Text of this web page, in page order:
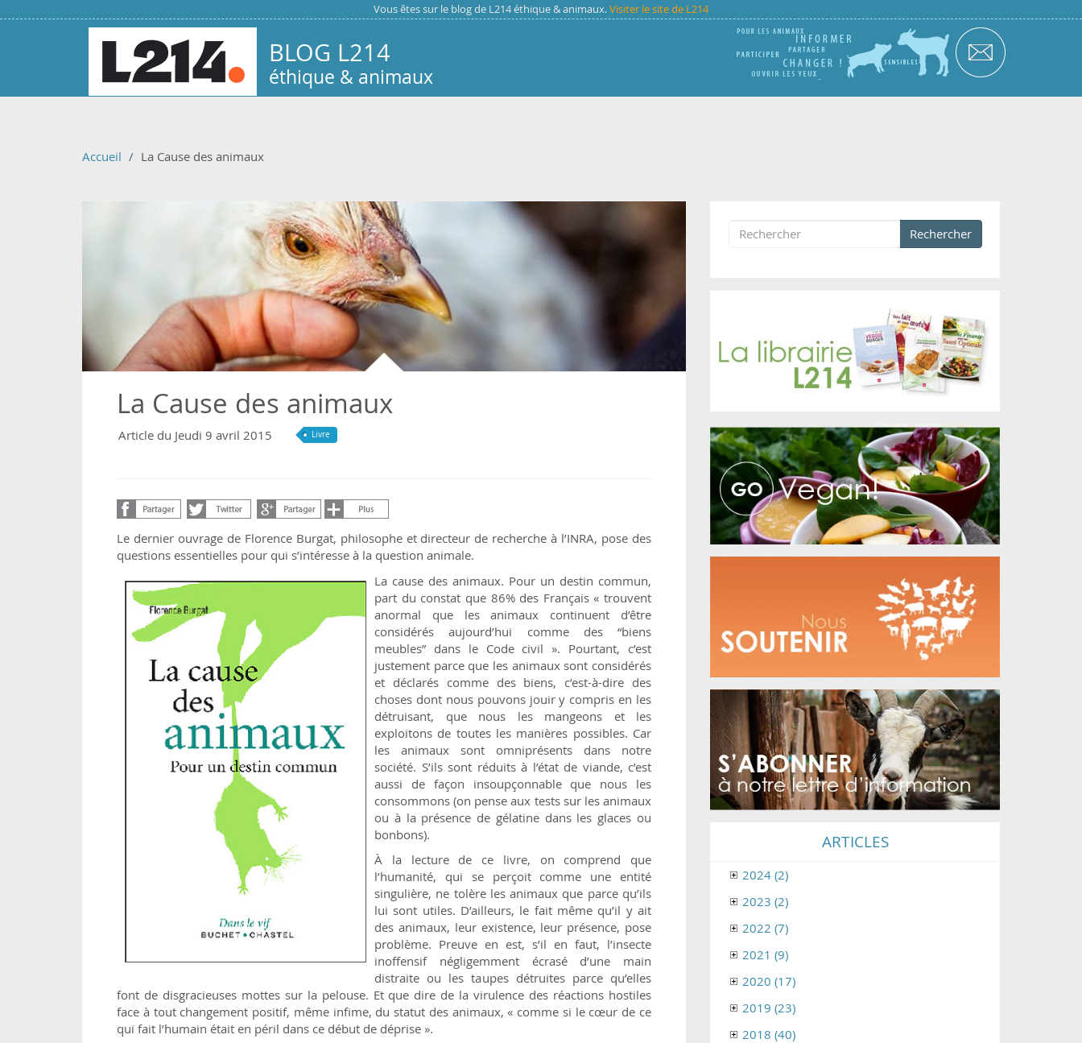
Vous êtes sur le blog de L214 éthique & animaux.Visiter le site de L214
BLOG L214
éthique & animaux
Accueil La Cause des animaux
La Cause des animaux
Article du Jeudi 9 avril 2015 Livre
Le dernier ouvrage de Florence Burgat, philosophe et directeur de recherche à l’INRA, pose des
questions essentielles pour qui s’intéresse à la question animale.
La cause des animaux. Pour un destin commun,
part du constat que 86% des Français « trouvent
anormal que les animaux continuent d’être
considérés aujourd’hui comme des “biens
meubles” dans le Code civil ». Pourtant, c’est
justement parce que les animaux sont considérés
et déclarés comme des biens, c’est-à-dire des
choses dont nous pouvons jouir y compris en les
détruisant, que nous les mangeons et les
exploitons de toutes les manières possibles. Car
les animaux sont omniprésents dans notre
société. S’ils sont réduits à l’état de viande, c’est
aussi de façon insoupçonnable que nous les
consommons (on pense aux tests sur les animaux
ou à la présence de gélatine dans les glaces ou
bonbons).
À la lecture de ce livre, on comprend que
l’humanité, qui se perçoit comme une entité
singulière, ne tolère les animaux que parce qu’ils
lui sont utiles. D’ailleurs, le fait même qu’il y ait
des animaux, leur existence, leur présence, pose
problème. Preuve en est, s’il en faut, l’insecte
inoffensif négligemment écrasé d’une main
distraite ou les taupes détruites parce qu’elles
font de disgracieuses mottes sur la pelouse. Et que dire de la virulence des réactions hostiles
face à tout changement positif, même infime, du statut des animaux, « comme si le cœur de ce
qui fait l’humain était en péril dans ce début de déprise ».
Formulaire de recherche
Rechercher
ARTICLES
2024 (2)
2023 (2)
2022 (7)
2021 (9)
2020 (17)
2019 (23)
2018 (40)